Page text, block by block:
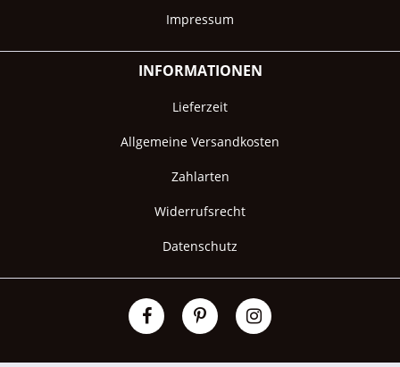
Impressum
INFORMATIONEN
Lieferzeit
Allgemeine Versandkosten
Zahlarten
Widerrufsrecht
Datenschutz